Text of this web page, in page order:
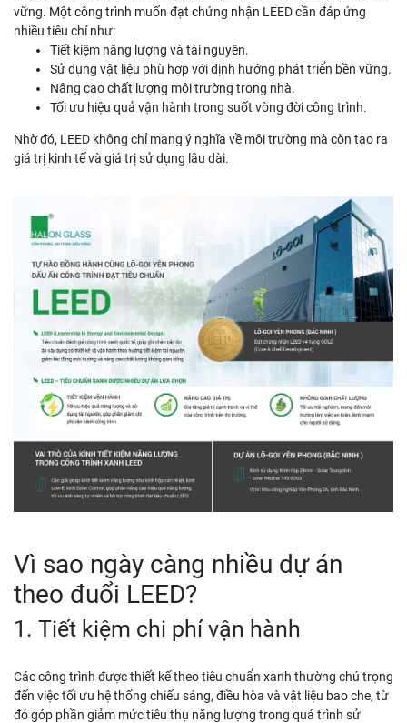
vững. Một công trình muốn đạt chứng nhận LEED cần đáp ứng
nhiều tiêu chí như:
Tiết kiệm năng lượng và tài nguyên.
Sử dụng vật liệu phù hợp với định hướng phát triển bền vững.
Nâng cao chất lượng môi trường trong nhà.
Tối ưu hiệu quả vận hành trong suốt vòng đời công trình.
Nhờ đó, LEED không chỉ mang ý nghĩa về môi trường mà còn tạo ra
giá trị kinh tế và giá trị sử dụng lâu dài.
Vì sao ngày càng nhiều dự án
theo đuổi LEED?
1. Tiết kiệm chi phí vận hành
Các công trình được thiết kế theo tiêu chuẩn xanh thường chú trọng
đến việc tối ưu hệ thống chiếu sáng, điều hòa và vật liệu bao che, từ
đó góp phần giảm mức tiêu thụ năng lượng trong quá trình sử